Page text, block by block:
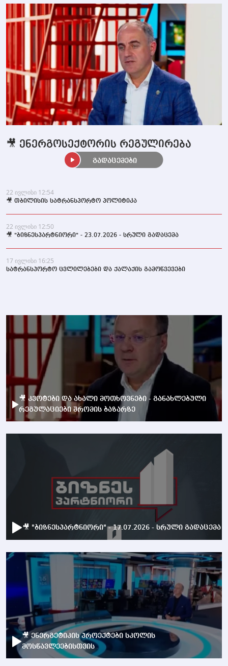
22 ივლისი 12:54
🎥 თბილისის სატრანსპორტო პოლიტიკა
22 ივლისი 12:50
🎥 "ბიზნესპარტნიორი" - 23.07.2026 - სრული გადაცემა
17 ივლისი 16:25
სატრანსპორტო ცვლილებები და ქალაქის გამოწვევები
🎥 ენერგოსექტორის რეგულირება
გადაცემები
🎥 კვოტები და ახალი მოთხოვნები - განახლებული
რეგულაციები შრომის ბაზარზე
🎥 "ბიზნესპარტნიორი" - 17.07.2026 - სრული გადაცემა
🎥 ენერგეტიკის პროექტები სკოლის
მოსწავლეებისთვის